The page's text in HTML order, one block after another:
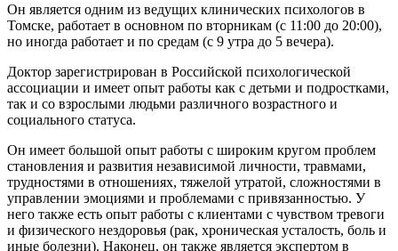
Он является одним из ведущих клинических психологов в
Томске, работает в основном по вторникам (с 11:00 до 20:00),
но иногда работает и по средам (с 9 утра до 5 вечера).
Доктор зарегистрирован в Российской психологической
ассоциации и имеет опыт работы как с детьми и подростками,
так и со взрослыми людьми различного возрастного и
социального статуса.
Он имеет большой опыт работы с широким кругом проблем
становления и развития независимой личности, травмами,
трудностями в отношениях, тяжелой утратой, сложностями в
управлении эмоциями и проблемами с привязанностью. У
него также есть опыт работы с клиентами с чувством тревоги
и физического нездоровья (рак, хроническая усталость, боль и
иные болезни). Наконец, он также является экспертом в